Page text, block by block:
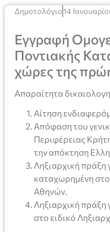
Δημοτολόγιο14
Εγγραφή
Ποντιακής
χώρες της
Απαραίτητα
Αίτηση
Απόφαση του
Περιφέρειας
την απόκτηση
Ληξιαρχική πράξη
καταχωρημένη στο
Αθηνών.
Ληξιαρχική
στο ειδικό